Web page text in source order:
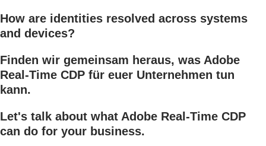
How are identities resolved across systems
and devices?
Finden wir gemeinsam heraus, was Adobe
Real-Time CDP für euer Unternehmen tun
kann.
Let's talk about what Adobe Real-Time CDP
can do for your business.